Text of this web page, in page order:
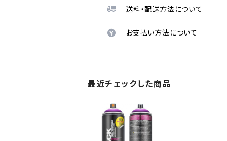
送料・配送方法について
お支払い方法について
最近チェックした商品